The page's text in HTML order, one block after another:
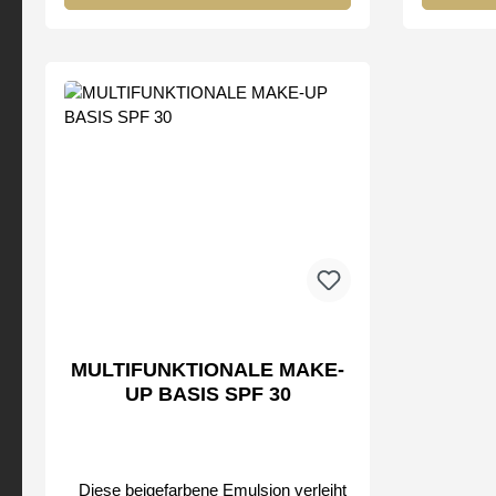
vollkommen glatt wirkt. In der Welt der
einzigartigen optischen Eigenschaften
wird auf der Hautoberfläche eine
MULTIFUNKTIONALE MAKE-
UP BASIS SPF 30
Diese beigefarbene Emulsion verleiht